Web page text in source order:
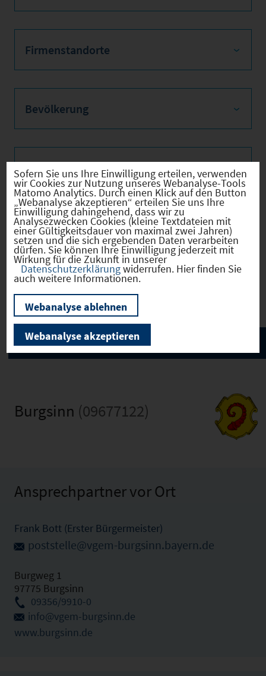
Firmenstandorte
Bevölkerung
Sozialvers. Beschäftigte
Verkehrsinfrastruktur
Kommunale Infrastruktur
Burgsinn (09677122)
Ansprechpartner vor Ort
Frank Bott (Erster Bürgermeister)
poststelle@vgem-burgsinn.bayern.de
Burgweg 1
97775 Burgsinn
09356/9910-0
info@vgem-burgsinn.de
www.burgsinn.de
Sofern Sie uns Ihre Einwilligung erteilen, verwenden
wir Cookies zur Nutzung unseres Webanalyse-Tools
Matomo Analytics. Durch einen Klick auf den Button
„Webanalyse akzeptieren“ erteilen Sie uns Ihre
Einwilligung dahingehend, dass wir zu
Analysezwecken Cookies (kleine Textdateien mit
einer Gültigkeitsdauer von maximal zwei Jahren)
setzen und die sich ergebenden Daten verarbeiten
dürfen. Sie können Ihre Einwilligung jederzeit mit
Wirkung für die Zukunft in unserer
Datenschutzerklärungwiderrufen. Hier finden Sie
auch weitere Informationen.
Webanalyse ablehnen
Webanalyse akzeptieren